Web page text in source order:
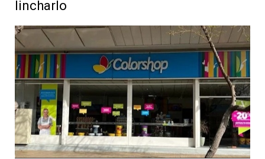
lincharlo